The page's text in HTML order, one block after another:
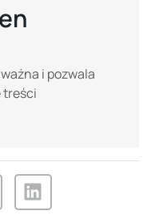
i pozwala
treści